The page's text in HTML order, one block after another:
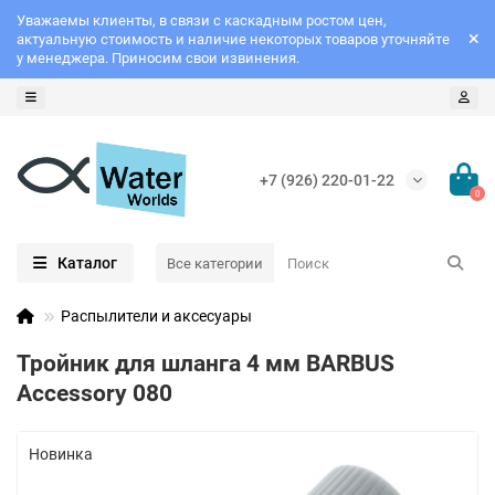
Уважаемы клиенты, в связи с каскадным ростом цен,
актуальную стоимость и наличие некоторых товаров уточняйте
у менеджера. Приносим свои извинения.
+7 (926) 220-01-22
0
Каталог Все категории
Распылители и аксесуары
Тройник для шланга 4 мм BARBUS
Accessory 080
Новинка